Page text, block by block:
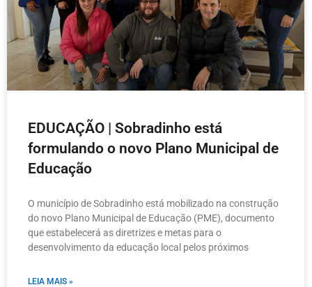
EDUCAÇÃO | Sobradinho está
formulando o novo Plano Municipal de
Educação
O município de Sobradinho está mobilizado na construção
do novo Plano Municipal de Educação (PME), documento
que estabelecerá as diretrizes e metas para o
desenvolvimento da educação local pelos próximos
LEIA MAIS »